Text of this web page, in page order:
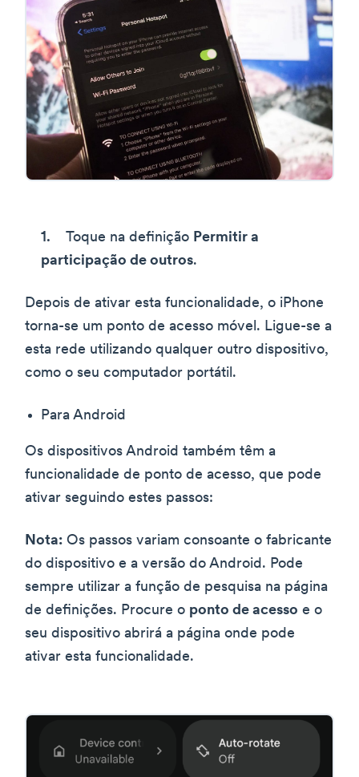
Toque na definição Permitir a
participação de outros.
Depois de ativar esta funcionalidade, o iPhone
torna-se um ponto de acesso móvel. Ligue-se a
esta rede utilizando qualquer outro dispositivo,
como o seu computador portátil.
Para Android
Os dispositivos Android também têm a
funcionalidade de ponto de acesso, que pode
ativar seguindo estes passos:
Nota: Os passos variam consoante o fabricante
do dispositivo e a versão do Android. Pode
sempre utilizar a função de pesquisa na página
de definições. Procure o ponto de acesso e o
seu dispositivo abrirá a página onde pode
ativar esta funcionalidade.